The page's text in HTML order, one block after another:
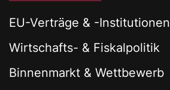
EU-Verträge & -Institutionen
Wirtschafts- & Fiskalpolitik
Binnenmarkt & Wettbewerb